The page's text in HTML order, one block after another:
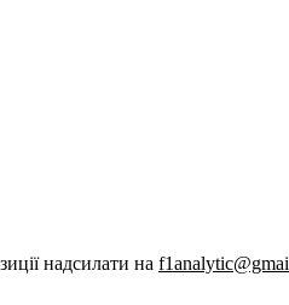
надсилати на